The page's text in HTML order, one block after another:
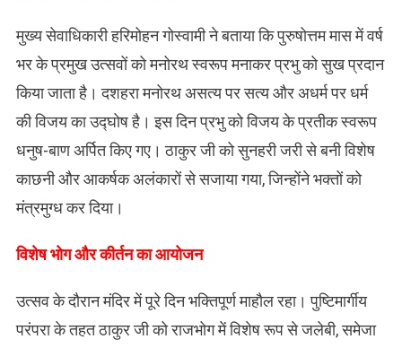
मुख्य सेवाधिकारी हरिमोहन गोस्वामी ने बताया कि पुरुषोत्तम मास में वर्ष
भर के प्रमुख उत्सवों को मनोरथ स्वरूप मनाकर प्रभु को सुख प्रदान
किया जाता है। दशहरा मनोरथ असत्य पर सत्य और अधर्म पर धर्म
की विजय का उद्घोष है। इस दिन प्रभु को विजय के प्रतीक स्वरूप
धनुष-बाण अर्पित किए गए। ठाकुर जी को सुनहरी जरी से बनी विशेष
काछनी और आकर्षक अलंकारों से सजाया गया, जिन्होंने भक्तों को
मंत्रमुग्ध कर दिया।
​विशेष भोग और कीर्तन का आयोजन
उत्सव के दौरान मंदिर में पूरे दिन भक्तिपूर्ण माहौल रहा। पुष्टिमार्गीय
परंपरा के तहत ठाकुर जी को राजभोग में विशेष रूप से जलेबी, समेजा